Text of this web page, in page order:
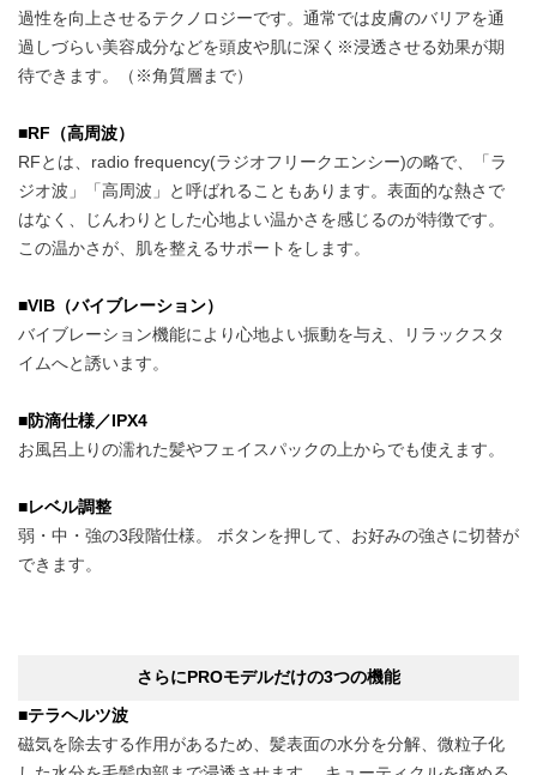
過性を向上させるテクノロジーです。通常では皮膚のバリアを通
過しづらい美容成分などを頭皮や肌に深く※浸透させる効果が期
待できます。（※角質層まで）
■RF（高周波）
RFとは、radio frequency(ラジオフリークエンシー)の略で、「ラ
ジオ波」「高周波」と呼ばれることもあります。表面的な熱さで
はなく、じんわりとした心地よい温かさを感じるのが特徴です。
この温かさが、肌を整えるサポートをします。
■VIB（バイブレーション）
バイブレーション機能により心地よい振動を与え、リラックスタ
イムへと誘います。
■防滴仕様／IPX4
お風呂上りの濡れた髪やフェイスパックの上からでも使えます。
■レベル調整
弱・中・強の3段階仕様。 ボタンを押して、お好みの強さに切替が
できます。
さらにPROモデルだけの3つの機能
■テラヘルツ波
磁気を除去する作用があるため、髪表面の水分を分解、微粒子化